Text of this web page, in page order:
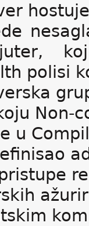
polisi
Non-
u